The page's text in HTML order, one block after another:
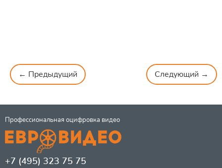
← Предыдущий Следующий →
Профессиональная оцифровка видео
+7 (495) 323 75 75